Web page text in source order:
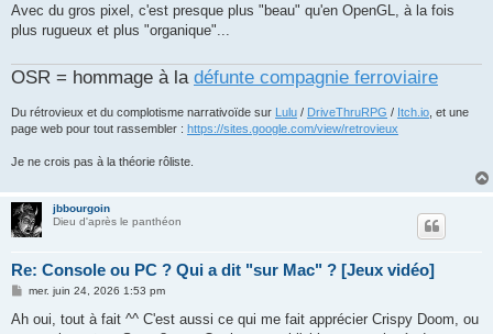
s
a
Avec du gros pixel, c'est presque plus "beau" qu'en OpenGL, à la fois
plus rugueux et plus "organique"...
OSR = hommage à la défunte compagnie ferroviaire
Du rétrovieux et du complotisme narrativoïde sur Lulu / DriveThruRPG / Itch.io , et une
page web pour tout rassembler : https://sites.google.com/view/retrovieux
Je ne crois pas à la théorie rôliste.
jbbourgoin
Dieu d'après le panthéon
Re: Console ou PC ? Qui a dit "sur Mac" ? [Jeux vidéo]
M
s
mer. juin 24, 2026 1:53 pm
Ah oui, tout à fait ^^ C'est aussi ce qui me fait apprécier Crispy Doom, ou